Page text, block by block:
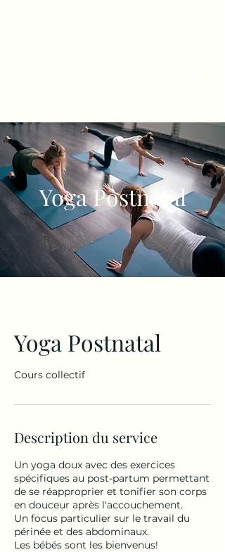
Yoga Postnatal
Yoga Postnatal
Cours collectif
Description du service
Un yoga doux avec des exercices
spécifiques au post-partum permettant
de se réapproprier et tonifier son corps
en douceur après l'accouchement.
Un focus particulier sur le travail du
périnée et des abdominaux.
Les bébés sont les bienvenus!